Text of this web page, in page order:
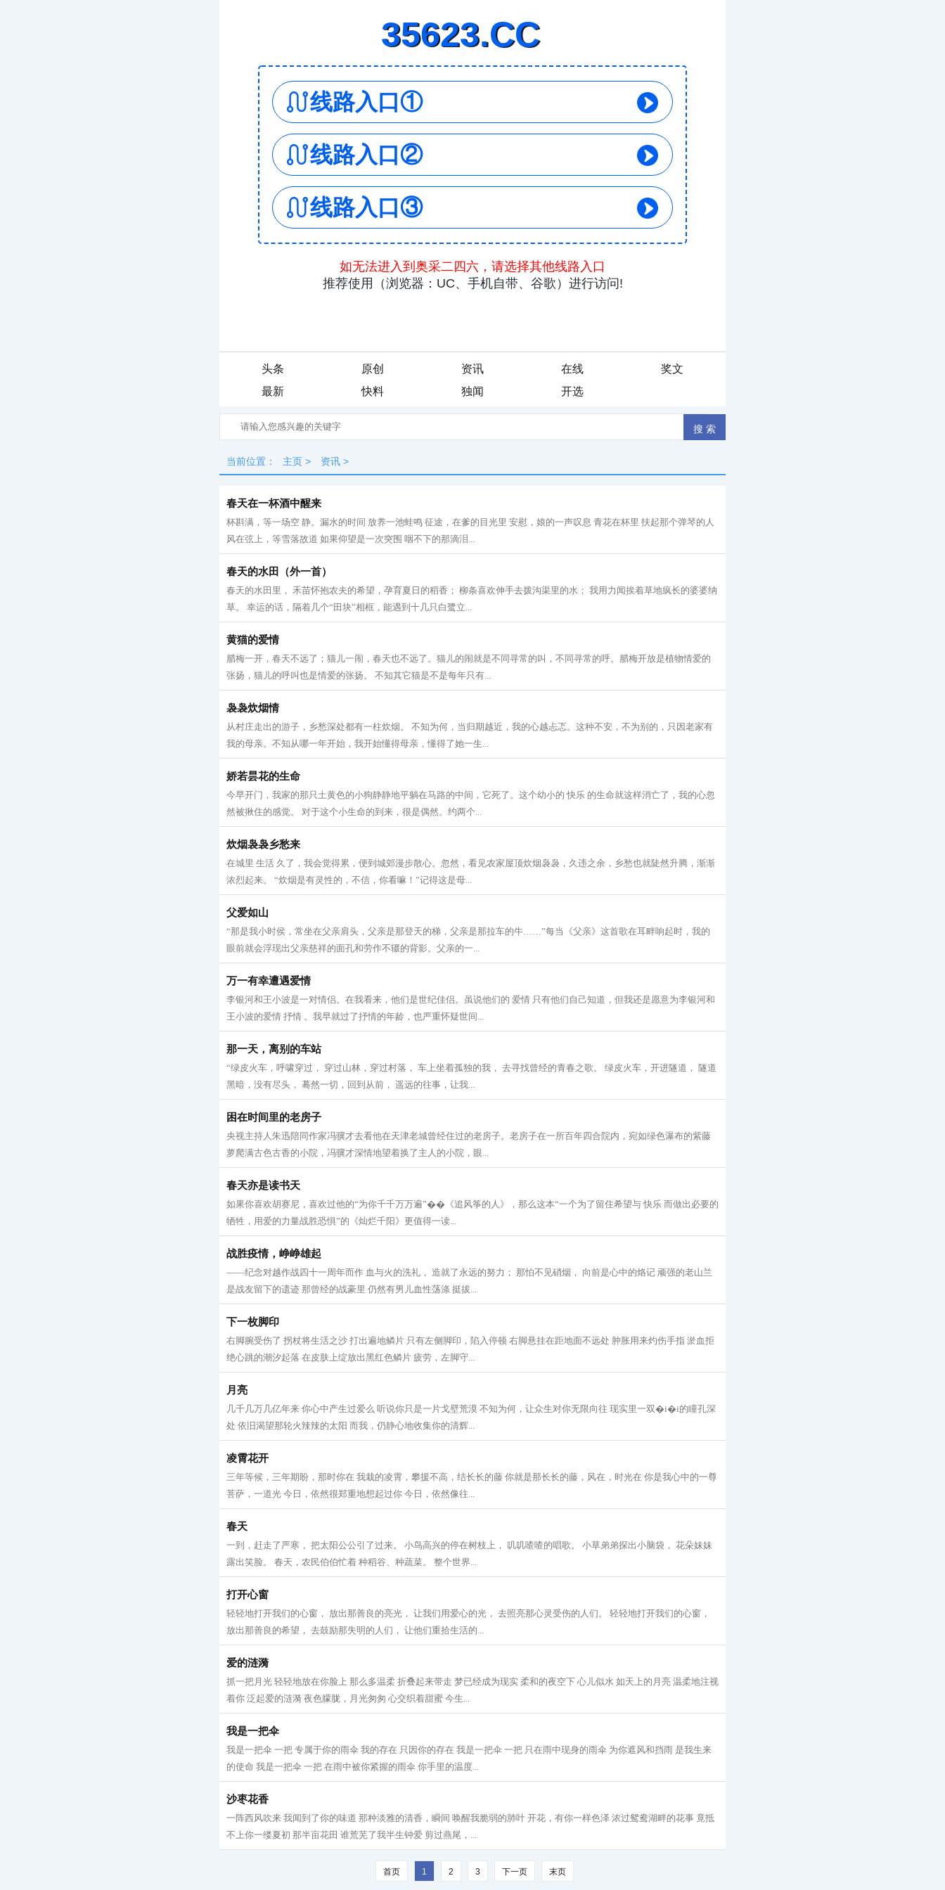
头条 原创 资讯 在线
奖文
最新
快料 独闻 开选
当前位置： 主页 > 资讯 >
春天在一杯酒中醒来
杯斟满，等一场空 静。漏水的时间 放养一池蛙鸣 征途，在爹的目光里 安慰，娘的一声叹息 青花在杯里 扶起那个弹琴的人
风在弦上，等雪落故道 如果仰望是一次突围 咽不下的那滴泪...
春天的水田（外一首）
春天的水田里， 禾苗怀抱农夫的希望，孕育夏日的稻香； 柳条喜欢伸手去拨沟渠里的水； 我用力闻挨着草地疯长的婆婆纳
草。 幸运的话，隔着几个“田块”相框，能遇到十几只白鹭立...
黄猫的爱情
腊梅一开，春天不远了；猫儿一闹，春天也不远了。猫儿的闹就是不同寻常的叫，不同寻常的呼。腊梅开放是植物情爱的
张扬，猫儿的呼叫也是情爱的张扬。 不知其它猫是不是每年只有...
袅袅炊烟情
从村庄走出的游子，乡愁深处都有一柱炊烟。 不知为何，当归期越近，我的心越忐忑。这种不安，不为别的，只因老家有
我的母亲。不知从哪一年开始，我开始懂得母亲，懂得了她一生...
娇若昙花的生命
今早开门，我家的那只土黄色的小狗静静地平躺在马路的中间，它死了。这个幼小的 快乐 的生命就这样消亡了，我的心忽
然被揪住的感觉。 对于这个小生命的到来，很是偶然。约两个...
炊烟袅袅乡愁来
在城里 生活 久了，我会觉得累，便到城郊漫步散心。忽然，看见农家屋顶炊烟袅袅，久违之余，乡愁也就陡然升腾，渐渐
浓烈起来。 “炊烟是有灵性的，不信，你看嘛！”记得这是母...
父爱如山
“那是我小时侯，常坐在父亲肩头，父亲是那登天的梯，父亲是那拉车的牛……”每当《父亲》这首歌在耳畔响起时，我的
眼前就会浮现出父亲慈祥的面孔和劳作不辍的背影。父亲的一...
万一有幸遭遇爱情
李银河和王小波是一对情侣。在我看来，他们是世纪佳侣。虽说他们的 爱情 只有他们自己知道，但我还是愿意为李银河和
王小波的爱情 抒情 。我早就过了抒情的年龄，也严重怀疑世间...
那一天，离别的车站
“绿皮火车，呼啸穿过， 穿过山林，穿过村落， 车上坐着孤独的我， 去寻找曾经的青春之歌。 绿皮火车，开进隧道， 隧道
黑暗，没有尽头， 蓦然一切，回到从前， 遥远的往事，让我...
困在时间里的老房子
央视主持人朱迅陪同作家冯骥才去看他在天津老城曾经住过的老房子。老房子在一所百年四合院内，宛如绿色瀑布的紫藤
萝爬满古色古香的小院，冯骥才深情地望着换了主人的小院，眼...
春天亦是读书天
如果你喜欢胡赛尼，喜欢过他的“为你千千万万遍”��《追风筝的人》，那么这本“一个为了留住希望与 快乐 而做出必要的
牺牲，用爱的力量战胜恐惧”的《灿烂千阳》更值得一读...
战胜疫情，峥峥雄起
——纪念对越作战四十一周年而作 血与火的洗礼， 造就了永远的努力； 那怕不见硝烟， 向前是心中的烙记 顽强的老山兰
是战友留下的遗迹 那曾经的战豪里 仍然有男儿血性荡涤 挺拔...
下一枚脚印
右脚腕受伤了 拐杖将生活之沙 打出遍地鳞片 只有左侧脚印，陷入停顿 右脚悬挂在距地面不远处 肿胀用来灼伤手指 淤血拒
绝心跳的潮汐起落 在皮肤上绽放出黑红色鳞片 疲劳，左脚守...
月亮
几千几万几亿年来 你心中产生过爱么 听说你只是一片戈壁荒漠 不知为何，让众生对你无限向往 现实里一双�i�i的瞳孔深
处 依旧渴望那轮火辣辣的太阳 而我，仍静心地收集你的清辉...
凌霄花开
三年等候，三年期盼，那时你在 我栽的凌霄，攀援不高，结长长的藤 你就是那长长的藤，风在，时光在 你是我心中的一尊
菩萨，一道光 今日，依然很郑重地想起过你 今日，依然像往...
春天
一到，赶走了严寒， 把太阳公公引了过来。 小鸟高兴的停在树枝上， 叽叽喳喳的唱歌。 小草弟弟探出小脑袋， 花朵妹妹
露出笑脸。 春天，农民伯伯忙着 种稻谷、种蔬菜。 整个世界...
打开心窗
轻轻地打开我们的心窗， 放出那善良的亮光， 让我们用爱心的光， 去照亮那心灵受伤的人们。 轻轻地打开我们的心窗，
放出那善良的希望， 去鼓励那失明的人们， 让他们重拾生活的...
爱的涟漪
抓一把月光 轻轻地放在你脸上 那么多温柔 折叠起来带走 梦已经成为现实 柔和的夜空下 心儿似水 如天上的月亮 温柔地注视
着你 泛起爱的涟漪 夜色朦胧，月光匆匆 心交织着甜蜜 今生...
我是一把伞
我是一把伞 一把 专属于你的雨伞 我的存在 只因你的存在 我是一把伞 一把 只在雨中现身的雨伞 为你遮风和挡雨 是我生来
的使命 我是一把伞 一把 在雨中被你紧握的雨伞 你手里的温度...
沙枣花香
一阵西风吹来 我闻到了你的味道 那种淡雅的清香，瞬间 唤醒我脆弱的肺叶 开花，有你一样色泽 浓过鸳鸯湖畔的花事 竟抵
不上你一缕夏初 那半亩花田 谁荒芜了我半生钟爱 剪过燕尾，...
首页 1 2 3 下一页 末页